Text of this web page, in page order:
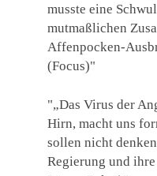
musste eine
mutmaßlichen
Affenpocken-
(Focus)"
"„Das Virus der
Hirn, macht uns
sollen nicht
Regierung und